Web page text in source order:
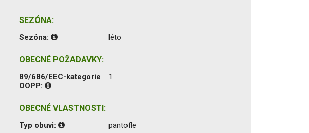
SEZÓNA:
Sezóna: léto
OBECNÉ POŽADAVKY:
89/686/EEC-kategorie
OOPP:
1
OBECNÉ VLASTNOSTI:
Typ obuvi: pantofle